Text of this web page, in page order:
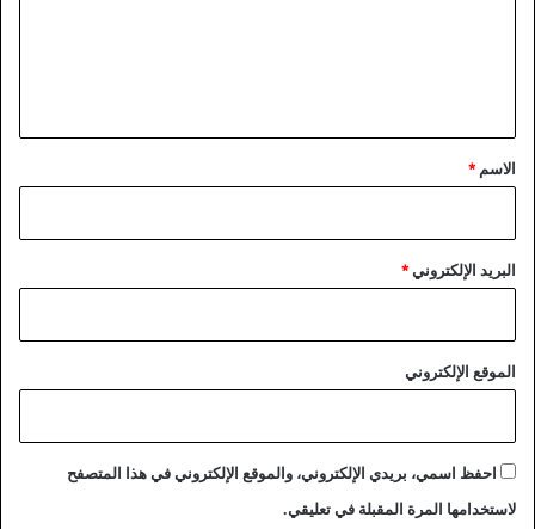
*
الاسم *
البريد الإلكتروني*
الموقع الإلكتروني
احفظ اسمي، بريدي الإلكتروني، والموقع الإلكتروني في هذا المتصفح
لاستخدامها المرة المقبلة في تعليقي.